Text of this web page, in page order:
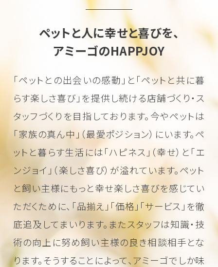
ペットと人に幸せと喜びを、
アミーゴのHAPPJOY
「ペットとの出会いの感動」と「ペットと共に暮
らす楽しさ喜び」を提供し続ける店舗づくり・ス
タッフづくりを目指しております。 今やペットは
「家族の真ん中」（最愛ポジション）にいます。ペ
ットと暮らす生活には「ハピネス」（幸せ）と「エ
ンジョイ」（楽しさ喜び）が溢れています。ペット
と飼い主様にもっと幸せ楽しさ喜びを感じてい
ただくために、 「品揃え」「価格」「サービス」を徹
底追及してまいります。またスタッフは知識・技
術の向上に努め飼い主様の良き相談相手とな
ります。そうすることによって、アミーゴでしか味